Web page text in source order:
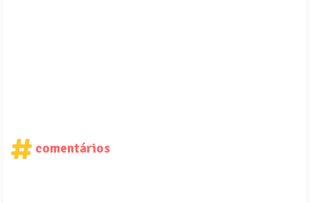
comentários